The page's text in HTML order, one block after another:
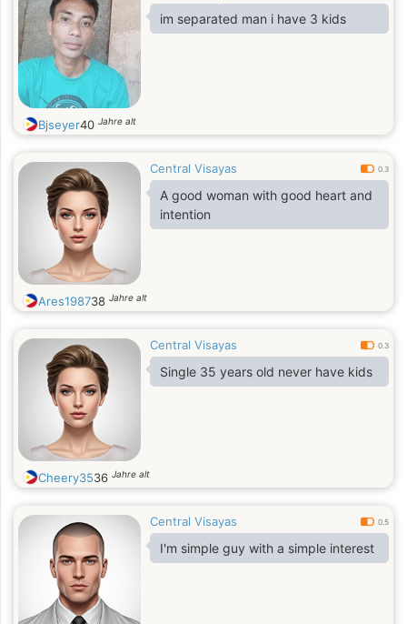
im separated man i have 3 kids
Bjseyer40 Jahre alt
Central Visayas 0.3
A good woman with good heart and
intention
Ares198738 Jahre alt
Central Visayas 0.3
Single 35 years old never have kids
Cheery3536 Jahre alt
Central Visayas 0.5
I'm simple guy with a simple interest